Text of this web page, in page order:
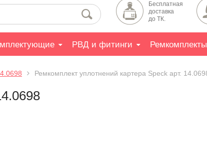
Бесплатная
доставка
до ТК.
РВД и фитинги
Ремкомплект уплотнений картера Speck арт.